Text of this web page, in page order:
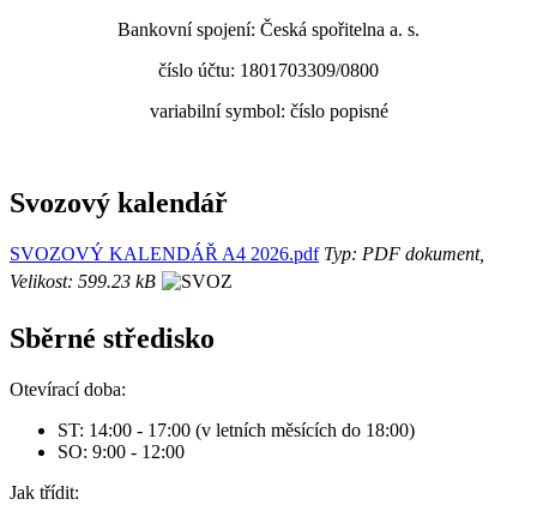
Bankovní spojení: Česká spořitelna a. s.
číslo účtu: 1801703309/0800
variabilní symbol: číslo popisné
Svozový kalendář
SVOZOVÝ KALENDÁŘ A4 2026.pdfTyp: PDF dokument,
Velikost: 599.23 kB
Sběrné středisko
Otevírací doba:
ST: 14:00 - 17:00 (v letních měsících do 18:00)
SO: 9:00 - 12:00
Jak třídit: